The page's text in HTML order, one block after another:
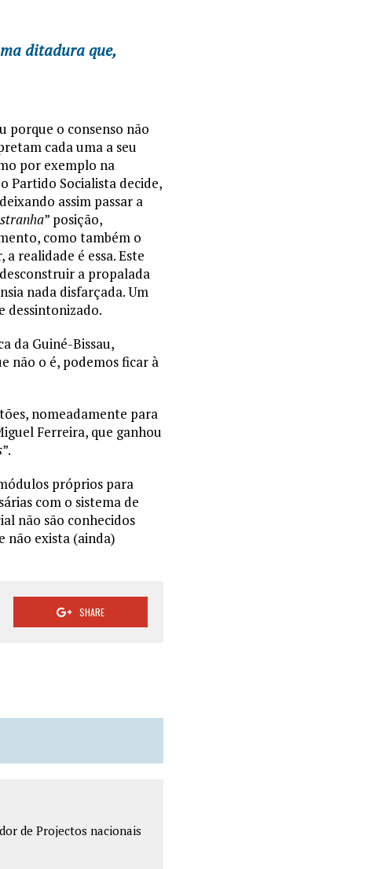
ditadura que,
porque o consenso não
cada uma a seu
por exemplo na
Partido Socialista decide,
assim passar a
” posição,
como também o
realidade é essa. Este
a propalada
nada disfarçada. Um
dessintonizado.
da Guiné-Bissau,
não o é, podemos ficar à
nomeadamente para
Ferreira, que ganhou
”.
próprios para
com o sistema de
não são conhecidos
não exista (ainda)
SHARE
de Projectos nacionais